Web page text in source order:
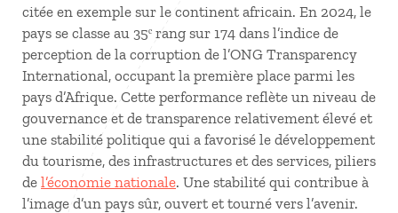
citée en exemple sur le continent africain. En 2024, le
pays se classe au 35ᵉ rang sur 174 dans l’indice de
perception de la corruption de l’ONG Transparency
International, occupant la première place parmi les
pays d’Afrique. Cette performance reflète un niveau de
gouvernance et de transparence relativement élevé et
une stabilité politique qui a favorisé le développement
du tourisme, des infrastructures et des services, piliers
de l’économie nationale. Une stabilité qui contribue à
l’image d’un pays sûr, ouvert et tourné vers l’avenir.